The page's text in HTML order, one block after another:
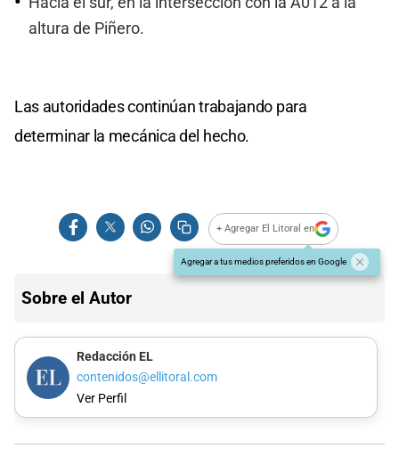
altura de Piñero.
Las autoridades continúan trabajando para
determinar la mecánica del hecho.
+ Agregar El Litoral en
Agregar a tus medios preferidos en Google
Sobre el Autor
Redacción EL
contenidos@ellitoral.com
Ver Perfil